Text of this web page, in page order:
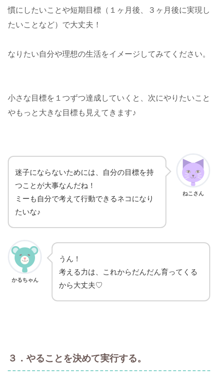
慣にしたいことや短期目標（１ヶ月後、３ヶ月後に実現し
たいことなど）で大丈夫！
なりたい自分や理想の生活をイメージしてみてください。
小さな目標を１つずつ達成していくと、次にやりたいこと
やもっと大きな目標も見えてきます♪
ねこさん
迷子にならないためには、自分の目標を持
つことが大事なんだね！
ミーも自分で考えて行動できるネコになり
たいな♪
かるちゃん
うん！
考える力は、これからだんだん育ってくる
から大丈夫♡
３．やることを決めて実行する。